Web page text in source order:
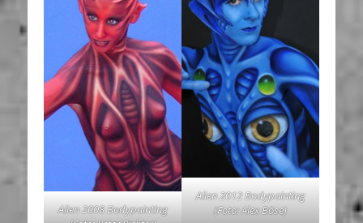
Alien 2008 Bodypainting
Alien 2012 Bodypainting
(Foto: Alex Böse)